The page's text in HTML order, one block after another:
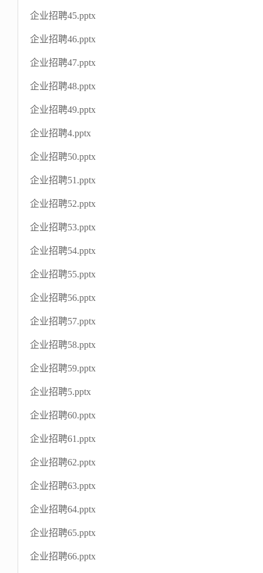
企业招聘45.pptx
企业招聘46.pptx
企业招聘47.pptx
企业招聘48.pptx
企业招聘49.pptx
企业招聘4.pptx
企业招聘50.pptx
企业招聘51.pptx
企业招聘52.pptx
企业招聘53.pptx
企业招聘54.pptx
企业招聘55.pptx
企业招聘56.pptx
企业招聘57.pptx
企业招聘58.pptx
企业招聘59.pptx
企业招聘5.pptx
企业招聘60.pptx
企业招聘61.pptx
企业招聘62.pptx
企业招聘63.pptx
企业招聘64.pptx
企业招聘65.pptx
企业招聘66.pptx